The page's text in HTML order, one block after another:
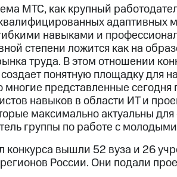
МТС, как крупный
навыками и
степени ложится как на
труда. В этом отношении
понятную площадку для
многие представленные
навыков в области ИТ и
максимально актуальны
группы по работе с
конкурса вышли 52 вуза и 26
России. Они подали